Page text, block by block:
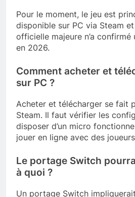
Pour le moment, le jeu est
disponible sur PC via Steam
officielle majeure n’a
en 2026.
Comment acheter et
sur PC ?
Acheter et télécharger se fait
Steam. Il faut vérifier les
disposer d’un micro
jouer en ligne avec des
Le portage Switch
à quoi ?
Un portage Switch